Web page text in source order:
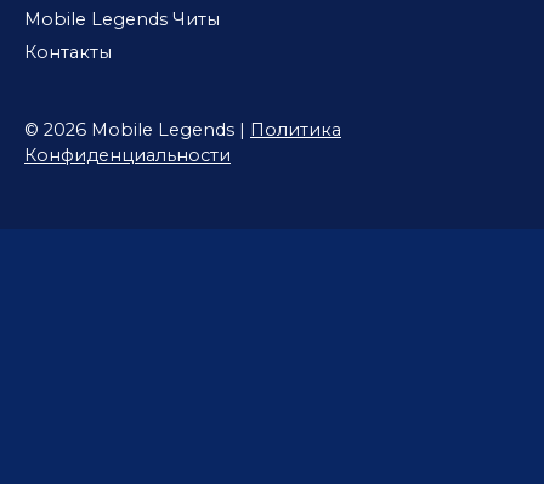
Mobile Legends Читы
Контакты
© 2026 Mobile Legends | Политика
Конфиденциальности